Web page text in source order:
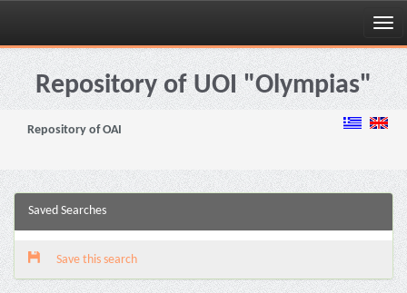
Skip
navigationRepository of UOI "Olympias"
Repository of OAI
Saved Searches
Save this search